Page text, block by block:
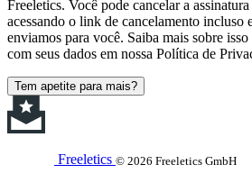
Freeletics. Você pode cancelar a
acessando o link de cancelamento incluso
enviamos para você. Saiba mais sobre
com seus dados em nossa Política de
Tem apetite para mais?
Freeletics © 2026 Freeletics GmbH